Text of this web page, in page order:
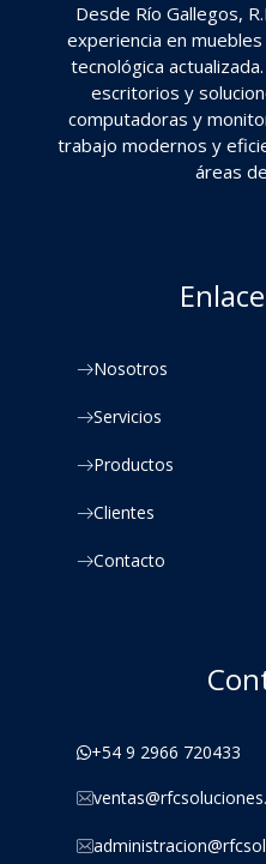
Desde Río Gallegos,
experiencia en
tecnológica
escritorios y
computadoras y
trabajo modernos y
áreas
Nosotros
Servicios
Productos
Clientes
Contacto
+54 9 2966 720433